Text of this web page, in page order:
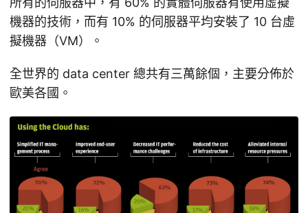
機器的技術，而有 10% 的伺服器平均安裝了 10 台虛
擬機器（VM）。
全世界的 data center 總共有三萬餘個，主要分佈於
歐美各國。